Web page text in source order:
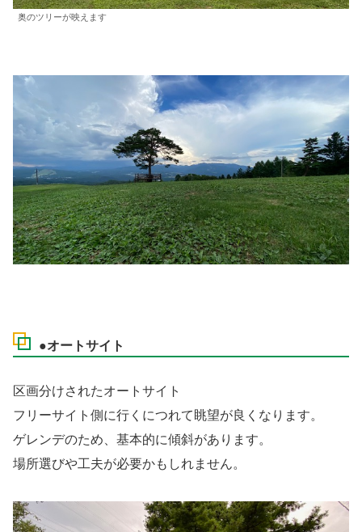
奥のツリーが映えます
●オートサイト
区画分けされたオートサイト
フリーサイト側に行くにつれて眺望が良くなります。
ゲレンデのため、基本的に傾斜があります。
場所選びや工夫が必要かもしれません。